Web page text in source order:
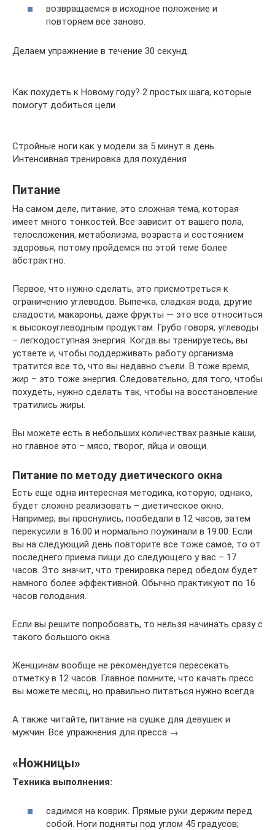
возвращаемся в исходное положение и
повторяем всё заново.
Делаем упражнение в течение 30 секунд.
Как похудеть к Новому году? 2 простых шага, которые
помогут добиться цели
Стройные ноги как у модели за 5 минут в день.
Интенсивная тренировка для похудения
Питание
На самом деле, питание, это сложная тема, которая
имеет много тонкостей. Все зависит от вашего пола,
телосложения, метаболизма, возраста и состоянием
здоровья, потому пройдемся по этой теме более
абстрактно.
Первое, что нужно сделать, это присмотреться к
ограничению углеводов. Выпечка, сладкая вода, другие
сладости, макароны, даже фрукты — это все относиться
к высокоуглеводным продуктам. Грубо говоря, углеводы
– легкодоступная энергия. Когда вы тренируетесь, вы
устаете и, чтобы поддерживать работу организма
тратится все то, что вы недавно съели. В тоже время,
жир – это тоже энергия. Следовательно, для того, чтобы
похудеть, нужно сделать так, чтобы на восстановление
тратились жиры.
Вы можете есть в небольших количествах разные каши,
но главное это – мясо, творог, яйца и овощи.
Питание по методу диетического окна
Есть еще одна интересная методика, которую, однако,
будет сложно реализовать – диетическое окно.
Например, вы проснулись, пообедали в 12 часов, затем
перекусили в 16:00 и нормально поужинали в 19:00. Если
вы на следующий день повторите все тоже самое, то от
последнего приема пищи до следующего у вас – 17
часов. Это значит, что тренировка перед обедом будет
намного более эффективной. Обычно практикуют по 16
часов голодания.
Если вы решите попробовать, то нельзя начинать сразу с
такого большого окна.
Женщинам вообще не рекомендуется пересекать
отметку в 12 часов. Главное помните, что качать пресс
вы можете месяц, но правильно питаться нужно всегда.
А также читайте, питание на сушке для девушек и
мужчин. Все упражнения для пресса →
«Ножницы»
Техника выполнения:
садимся на коврик. Прямые руки держим перед
собой. Ноги подняты под углом 45 градусов;